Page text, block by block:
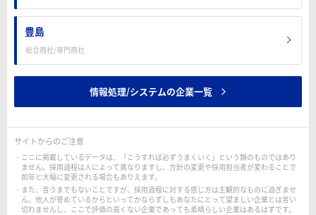
豊島
総合商社/専門商社
情報処理/システムの企業一覧
サイトからのご注意
ここに掲載しているデータは、「こうすれば必ずうまくいく」という類のものではあり
ません。採用過程は人によって異なりますし、方針の変更や採用担当者が変わることで
前年と大幅に変更される場合もありえます。
また、言うまでもないことですが、採用過程に対する感じ方は主観的なものに過ぎませ
ん。他人が誉めているからといってかならずしもあなたにとって望ましい企業とは言い
切れませんし、ここで評価の高くない企業であっても素晴らしい企業はあるはずです。